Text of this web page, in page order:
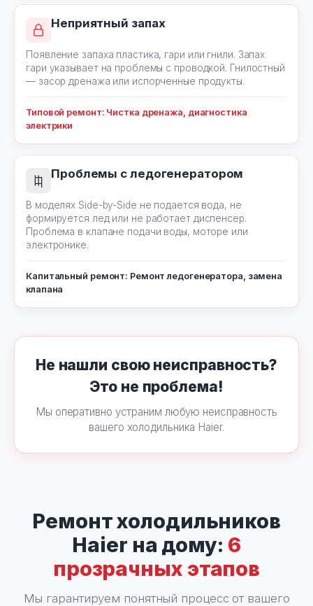
Неприятный запах
Появление запаха пластика, гари или гнили. Запах
гари указывает на проблемы с проводкой. Гнилостный
— засор дренажа или испорченные продукты.
Типовой ремонт: Чистка дренажа, диагностика
электрики
Проблемы с ледогенератором
В моделях Side-by-Side не подается вода, не
формируется лед или не работает диспенсер.
Проблема в клапане подачи воды, моторе или
электронике.
Капитальный ремонт: Ремонт ледогенератора, замена
клапана
Не нашли свою неисправность?
Это не проблема!
Мы оперативно устраним любую неисправность
вашего холодильника Haier.
Ремонт холодильников
Haier на дому: 6
прозрачных этапов
Мы гарантируем понятный процесс от вашего